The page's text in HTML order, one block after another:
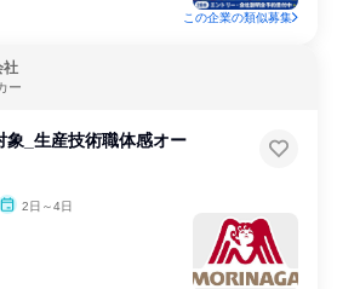
この企業の類似募集
社
ー
_生産技術職体感オー
2日～4日